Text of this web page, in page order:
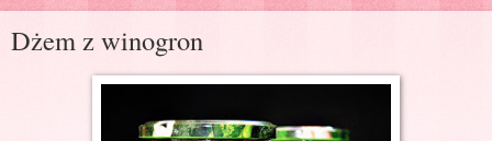
Dżem z winogron